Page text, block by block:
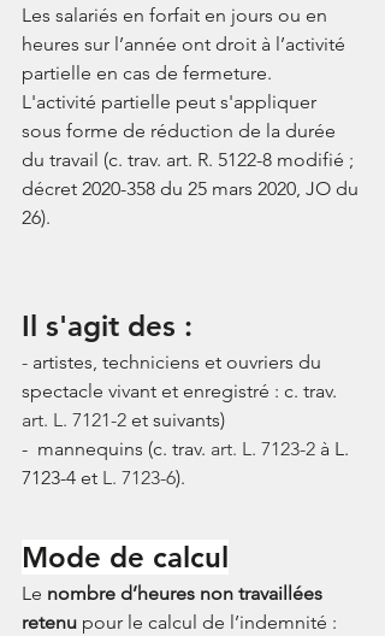
Les salariés en forfait en jours ou en
heures sur l’année ont droit à l’activité
partielle en cas de fermeture.
L'activité partielle peut s'appliquer
sous forme de réduction de la durée
du travail (c. trav. art. R. 5122-8 modifié ;
décret 2020-358 du 25 mars 2020, JO du
26).
Il s'agit des :
- artistes, techniciens et ouvriers du
spectacle vivant et enregistré : c. trav.
art. L. 7121-2 et suivants)
-  mannequins (c. trav. art. L. 7123-2 à L.
7123-4 et L. 7123-6).
Mode de calcul
Le nombre d’heures non travaillées
retenu pour le calcul de l’indemnité :